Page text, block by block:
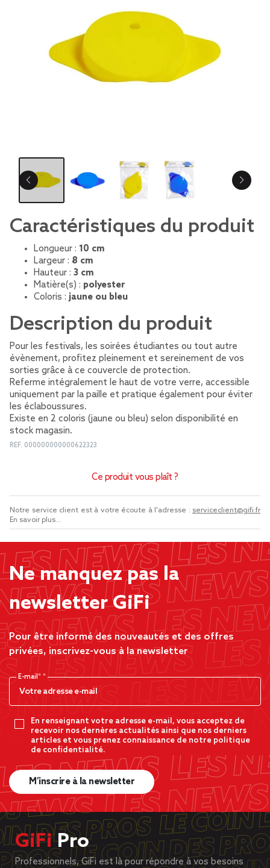
Caractéristiques du produit
Longueur : 10 cm
Largeur : 8 cm
Hauteur : 3 cm
Matière(s) : polyester
Coloris : jaune ou bleu
Description du produit
Pour les festivals, les soirées étudiantes ou tout autre
évènement, profitez pleinement et sereinement de vos
sorties grâce à ce couvercle de protection.
Referme intégralement le haut de votre verre, accessible
uniquement par la paille et pratique également pour éviter
les éclaboussures.
Existe en 2 coloris (jaune ou bleu) selon disponibilité en
stock magasin.
REF. 000000000000622323
Ce produit vous plaît ?
Notre service client est à votre écoute à l'adresse : serviceclient@gifi.fr
En savoir plus...
Ne manquez pas la
newsletter GiFi
Pour être informé des nouveautés et des offres
privées, inscrivez-vous à la newsletter
E-mail*
En renseignant votre adresse e-mail, vous acceptez de
recevoir nos dernères actualités ainsi que nos derniers
articles et vous prenez connaissance de notre politique
de confidentialité.
M’inscrire à la newsletter
GiFiPro
Professionnels, GiFi est là pour répondre à vos besoins